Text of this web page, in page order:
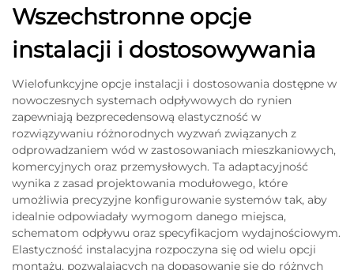
Wszechstronne opcje
instalacji i dostosowywania
Wielofunkcyjne opcje instalacji i dostosowania dostępne w
nowoczesnych systemach odpływowych do rynien
zapewniają bezprecedensową elastyczność w
rozwiązywaniu różnorodnych wyzwań związanych z
odprowadzaniem wód w zastosowaniach mieszkaniowych,
komercyjnych oraz przemysłowych. Ta adaptacyjność
wynika z zasad projektowania modułowego, które
umożliwia precyzyjne konfigurowanie systemów tak, aby
idealnie odpowiadały wymogom danego miejsca,
schematom odpływu oraz specyfikacjom wydajnościowym.
Elastyczność instalacyjna rozpoczyna się od wielu opcji
montażu, pozwalających na dopasowanie się do różnych